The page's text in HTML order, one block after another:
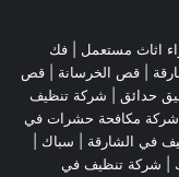
اثاث مستعمل
فك
قص الخرسانة | قص
حدائق
شركة تنظيف
شركة مكافحة حشرات في
في الشارقة | سباك |
شركة تنظيف في